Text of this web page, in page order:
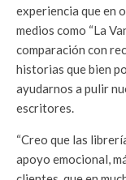
experiencia que en
medios como “La
comparación con
historias que bien
ayudarnos a pulir
escritores.
“Creo que las
apoyo emocional,